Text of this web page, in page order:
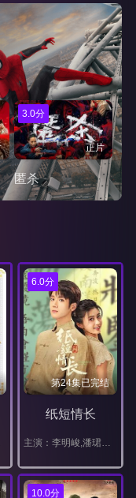
3.0分
正片
匿杀
6.0分
第24集已完结
纸短情长
10.0分